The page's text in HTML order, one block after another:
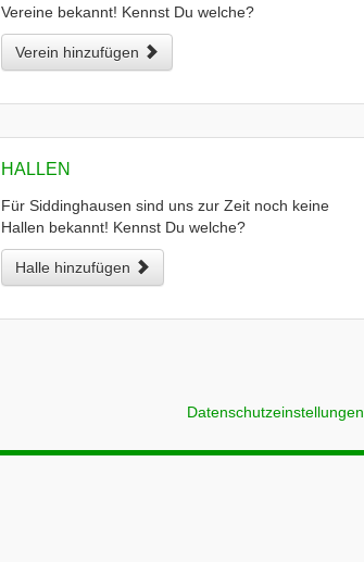
Vereine bekannt! Kennst Du welche?
Verein hinzufügen
HALLEN
Für Siddinghausen sind uns zur Zeit noch keine
Hallen bekannt! Kennst Du welche?
Halle hinzufügen
Datenschutzeinstellungen